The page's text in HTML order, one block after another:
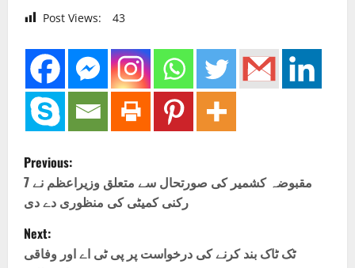
Post Views: 43
P
o
s
t
Previous:
مقبوضہ کشمیر کی صورتحال سے متعلق وزیراعظم نے 7
رکنی کمیٹی کی منظوری دے دی
Next:
ٹک ٹاک بند کرنے کی درخواست پر پی ٹی اے اور وفاقی